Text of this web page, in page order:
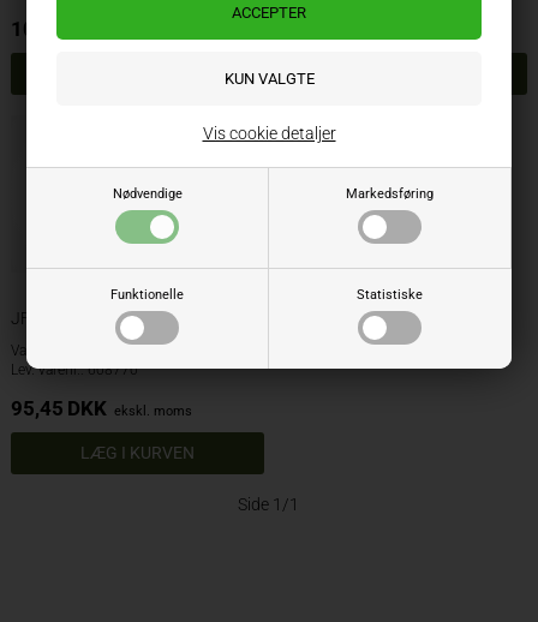
Nødvendige Markedsføring
Funktionelle Statistiske
Vis cookie detaljer
100,05
JF fjedretand
Varenr.: 608770
Lev. varenr.: 608770
95,45 DKK ekskl. moms
Side 1/1